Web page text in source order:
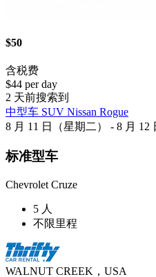
$50
含税费
$44 per day
2 天前搜索到
中型车 SUV Nissan Rogue
8 月 11 日（星期二） - 8 月 12
标准型车
Chevrolet Cruze
5 人
不限里程
WALNUT CREEK，USA